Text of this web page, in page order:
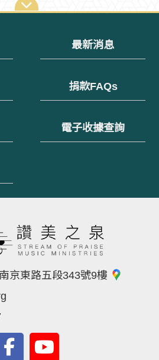
最新消息
捐款FAQs
電子收據查詢
京東路五段343號9樓